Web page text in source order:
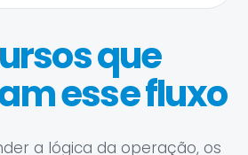
que
esse fluxo
a lógica da operação, os